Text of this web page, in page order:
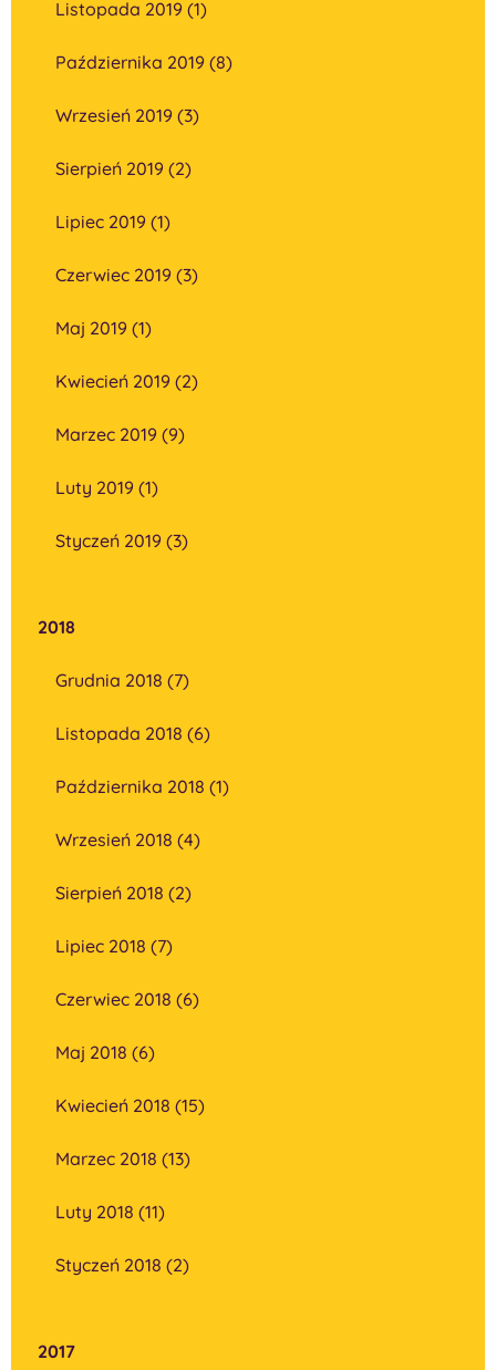
Listopada 2019 (1)
Października 2019 (8)
Wrzesień 2019 (3)
Sierpień 2019 (2)
Lipiec 2019 (1)
Czerwiec 2019 (3)
Maj 2019 (1)
Kwiecień 2019 (2)
Marzec 2019 (9)
Luty 2019 (1)
Styczeń 2019 (3)
2018
Grudnia 2018 (7)
Listopada 2018 (6)
Października 2018 (1)
Wrzesień 2018 (4)
Sierpień 2018 (2)
Lipiec 2018 (7)
Czerwiec 2018 (6)
Maj 2018 (6)
Kwiecień 2018 (15)
Marzec 2018 (13)
Luty 2018 (11)
Styczeń 2018 (2)
2017